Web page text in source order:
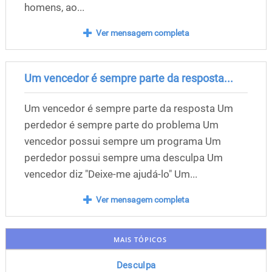
homens, ao...
Ver mensagem completa
Um vencedor é sempre parte da resposta...
Um vencedor é sempre parte da resposta Um
perdedor é sempre parte do problema Um
vencedor possui sempre um programa Um
perdedor possui sempre uma desculpa Um
vencedor diz "Deixe-me ajudá-lo" Um...
Ver mensagem completa
MAIS TÓPICOS
Desculpa